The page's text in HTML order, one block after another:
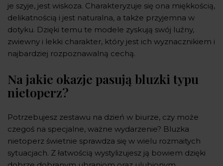
je szyje, jest wiskoza. Charakteryzuje się ona miękkością,
delikatnością i jest naturalna, a także przyjemna w
dotyku. Dzięki temu te modele zyskują swój luźny,
zwiewny i lekki charakter, który jest ich wyznacznikiem i
najbardziej rozpoznawalną cechą.
Na jakie okazje pasują bluzki typu
nietoperz?
Potrzebujesz zestawu na dzień w biurze, czy może
czegoś na specjalne, ważne wydarzenie? Bluzka
nietoperz świetnie sprawdza się w wielu rozmaitych
sytuacjach. Z łatwością wystylizujesz ją bowiem dzięki